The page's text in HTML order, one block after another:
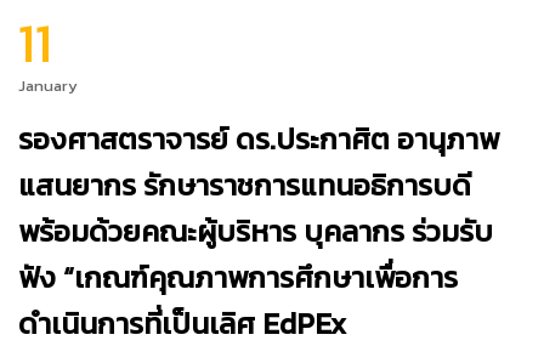
11
January
รองศาสตราจารย์ ดร.ประกาศิต อานุภาพ
แสนยากร รักษาราชการแทนอธิการบดี
พร้อมด้วยคณะผู้บริหาร บุคลากร ร่วมรับ
ฟัง “เกณฑ์คุณภาพการศึกษาเพื่อการ
ดำเนินการที่เป็นเลิศ EdPEx